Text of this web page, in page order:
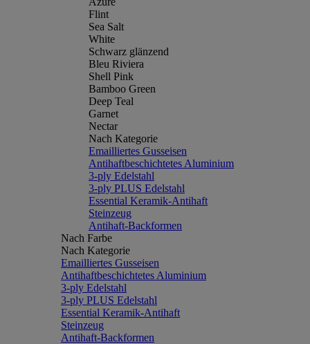
Flint
Sea Salt
White
Schwarz glänzend
Bleu Riviera
Shell Pink
Bamboo Green
Deep Teal
Garnet
Nectar
Nach Kategorie
Emailliertes Gusseisen
Antihaftbeschichtetes Aluminium
3-ply Edelstahl
3-ply PLUS Edelstahl
Essential Keramik-Antihaft
Steinzeug
Antihaft-Backformen
Nach Farbe
Nach Kategorie
Emailliertes Gusseisen
Antihaftbeschichtetes Aluminium
3-ply Edelstahl
3-ply PLUS Edelstahl
Essential Keramik-Antihaft
Steinzeug
Antihaft-Backformen